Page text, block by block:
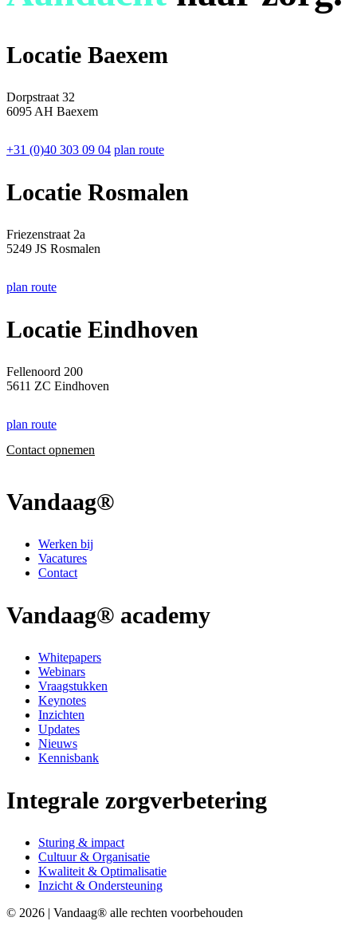
Locatie Baexem
Dorpstraat 32
6095 AH Baexem
+31 (0)40 303 09 04 plan route
Locatie Rosmalen
Friezenstraat 2a
5249 JS Rosmalen
plan route
Locatie Eindhoven
Fellenoord 200
5611 ZC Eindhoven
plan route
Contact opnemen
Vandaag®
Werken bij
Vacatures
Contact
Vandaag® academy
Whitepapers
Webinars
Vraagstukken
Keynotes
Inzichten
Updates
Nieuws
Kennisbank
Integrale zorgverbetering
Sturing & impact
Cultuur & Organisatie
Kwaliteit & Optimalisatie
Inzicht & Ondersteuning
© 2026 | Vandaag® alle rechten voorbehouden